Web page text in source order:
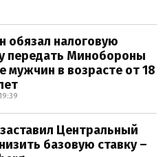
обязал налоговую
передать Минобороны
мужчин в возрасте от 18
Центральный
базовую ставку –